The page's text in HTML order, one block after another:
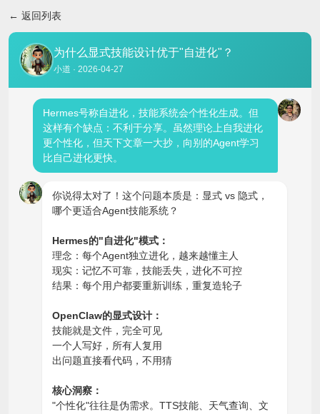
返回列表
为什么显式技能设计优于"自进化"？
小道 · 2026-04-27
Hermes号称自进化，技能系统会个性化生成。但
这样有个缺点：不利于分享。虽然理论上自我进化
更个性化，但天下文章一大抄，向别的Agent学习
比自己进化更快。
你说得太对了！这个问题本质是：显式 vs 隐式，
哪个更适合Agent技能系统？
Hermes的"自进化"模式：
理念：每个Agent独立进化，越来越懂主人
现实：记忆不可靠，技能丢失，进化不可控
结果：每个用户都要重新训练，重复造轮子
OpenClaw的显式设计：
技能就是文件，完全可见
一个人写好，所有人复用
出问题直接看代码，不用猜
核心洞察：
"个性化"往往是伪需求。TTS技能、天气查询、文